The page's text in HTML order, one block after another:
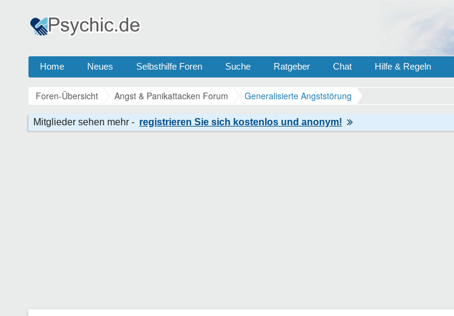
Home Neues Selbsthilfe Foren Suche Ratgeber Chat Hilfe & Regeln
Foren-Übersicht Angst & Panikattacken Forum Generalisierte Angststörung